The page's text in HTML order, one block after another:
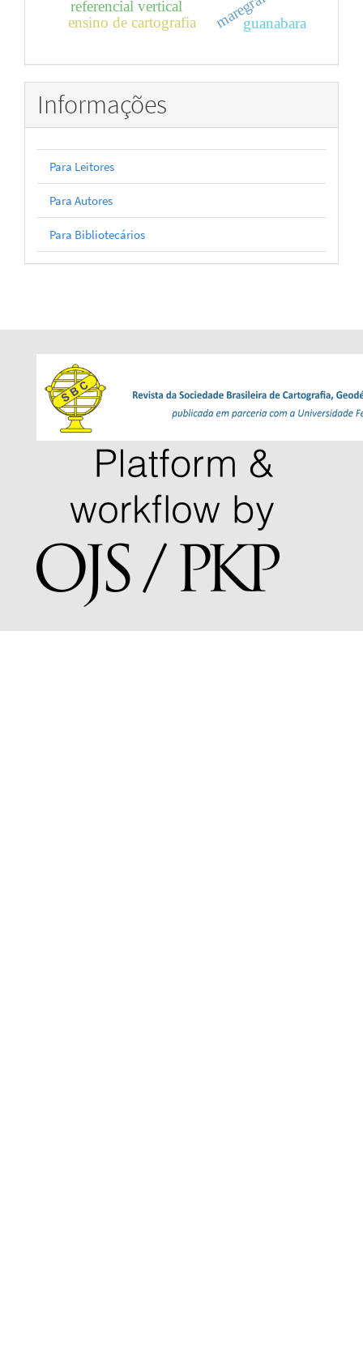
referencial vertical
ensino de cartografia guanabara
Informações
Para Leitores
Para Autores
Para Bibliotecários